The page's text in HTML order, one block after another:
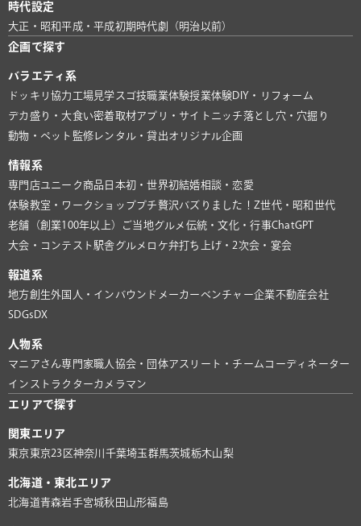
時代設定
大正・昭和平成・平成初期時代劇（明治以前）
企画で探す
バラエティ系
ドッキリ協力 工場見学 スゴ技職業体験授業体験 DIY・リフォーム
デカ盛り・大食い密着取材アプリ・サイト ニッチ落とし穴・穴掘り
動物・ペット 監修 レンタル・貸出オリジナル企画
情報系
専門店ユニーク商品 日本初・世界初結婚相談・恋愛
体験教室・ワークショッププチ贅沢バズりました！ Z世代・昭和世代
老舗（創業100年以上）
ご当地グルメ 伝統・文化・行事ChatGPT
大会・コンテスト 駅舎グルメ ロケ弁打ち上げ・2次会・宴会
報道系
地方創生外国人・インバウンド メーカー ベンチャー企業不動産会社
SDGs DX
人物系
マニアさん専門家 職人 協会・団体アスリート・チーム コーディネーター
インストラクターカメラマン
エリアで探す
関東エリア
東京 東京23区神奈川 千葉埼玉群馬茨城栃木山梨
北海道・東北エリア
北海道青森岩手宮城秋田 山形福島